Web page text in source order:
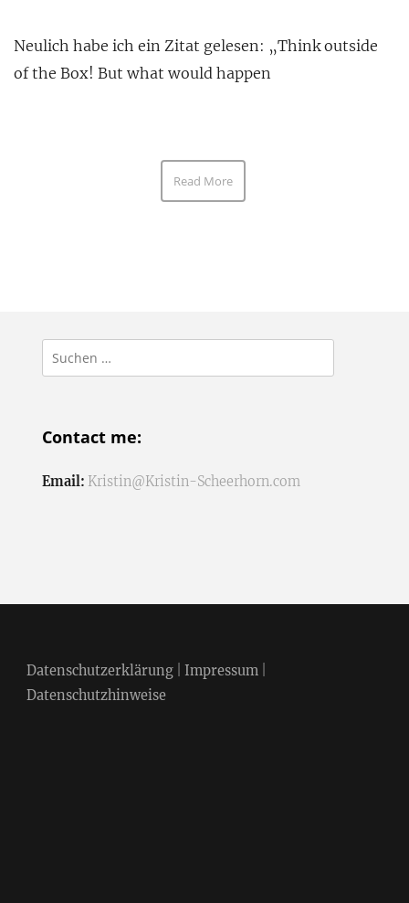
Neulich habe ich ein Zitat gelesen: „Think outside
of the Box! But what would happen
Read More
Suchen
nach:
Contact me:
Email: Kristin@Kristin-Scheerhorn.com
Datenschutzerklärung| Impressum|
Datenschutzhinweise